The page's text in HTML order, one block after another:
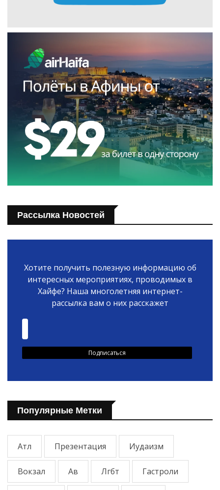
Рассылка Новостей
Хотите получить полезную информацию об
интересных мероприятиях, проводимых в
Хайфе? Наша многолетняя интернет-
рассылка вам о них расскажет
Популярные Метки
Атл Презентация Иудаизм
Вокзал Ав Лгбт Гастроли